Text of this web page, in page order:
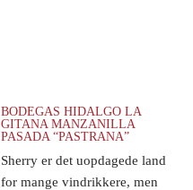
BODEGAS HIDALGO LA
GITANA MANZANILLA
PASADA “PASTRANA”
Sherry er det uopdagede land
for mange vindrikkere, men